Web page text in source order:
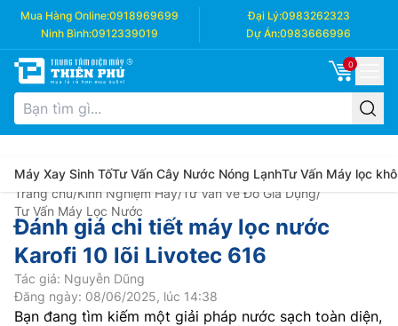
Mua Hàng Online:0918969699 Đại Lý:0983262323
Ninh Bình:0912339019 Dự Án:0983666996
0
Máy Xay Sinh TốTư Vấn Cây Nước Nóng LạnhTư Vấn Máy lọc
Trang chủ/Kinh Nghiệm Hay/Tư Vấn về Đồ Gia Dụng/
Tư Vấn Máy Lọc Nước
Đánh giá chi tiết máy lọc nước
Karofi 10 lõi Livotec 616
Tác giả: Nguyễn Dũng
Đăng ngày: 08/06/2025, lúc 14:38
Bạn đang tìm kiếm một giải pháp nước sạch toàn diện,